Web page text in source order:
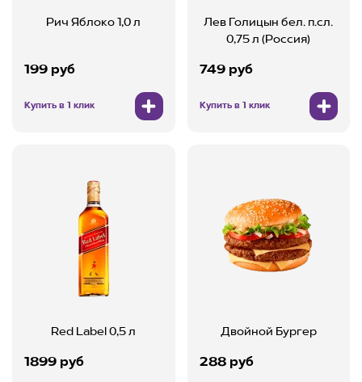
Рич Яблоко 1,0 л
199 руб
Купить в 1 клик
Лев Голицын бел. п.сл.
0,75 л (Россия)
749 руб
Купить в 1 клик
Red Label 0,5 л
1899 руб
Двойной Бургер
288 руб